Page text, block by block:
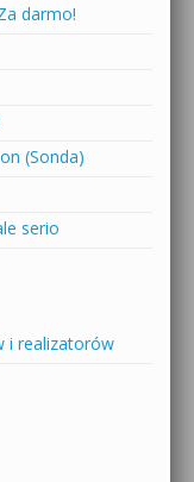
darmo!
(Sonda)
serio
i realizatorów